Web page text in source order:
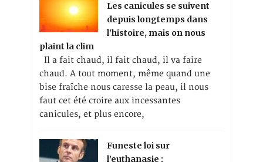
Les canicules se suivent
depuis longtemps dans
l’histoire, mais on nous
plaint la clim
Il a fait chaud, il fait chaud, il va faire
chaud. A tout moment, même quand une
bise fraîche nous caresse la peau, il nous
faut cet été croire aux incessantes
canicules, et plus encore,
Funeste loi sur
l’euthanasie :